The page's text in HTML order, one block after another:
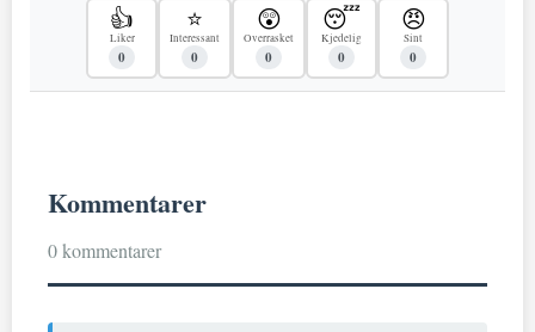
👍
Liker
0
⭐
Interessant
0
😲
Overrasket
0
😴
Kjedelig
0
😠
Sint
0
Kommentarer
0 kommentarer